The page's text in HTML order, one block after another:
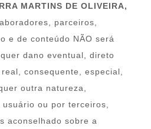
MARTINS DE OLIVEIRA,
parceiros,
e de conteúdo NÃO será
dano eventual, direto
consequente, especial,
outra natureza,
ou por terceiros,
aconselhado sobre a